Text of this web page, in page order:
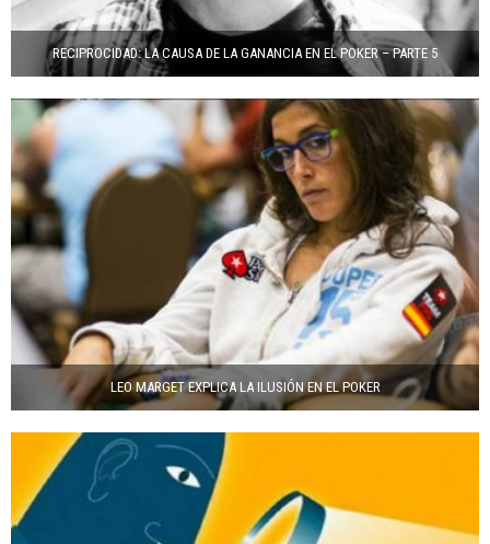
RECIPROCIDAD: LA CAUSA DE LA GANANCIA EN EL POKER – PARTE 5
LEO MARGET EXPLICA LA ILUSIÓN EN EL POKER